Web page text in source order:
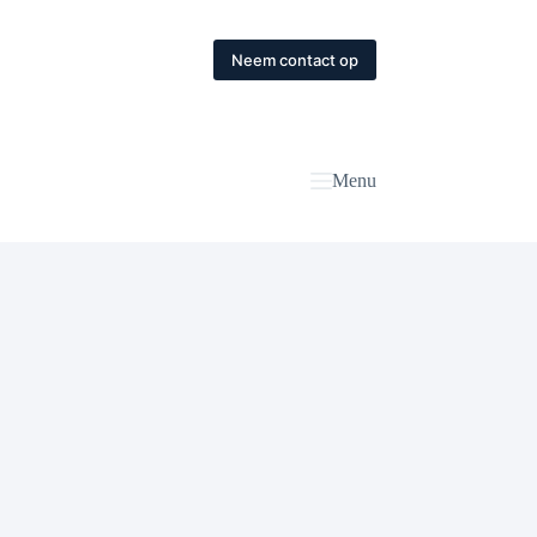
Neem contact op
Menu